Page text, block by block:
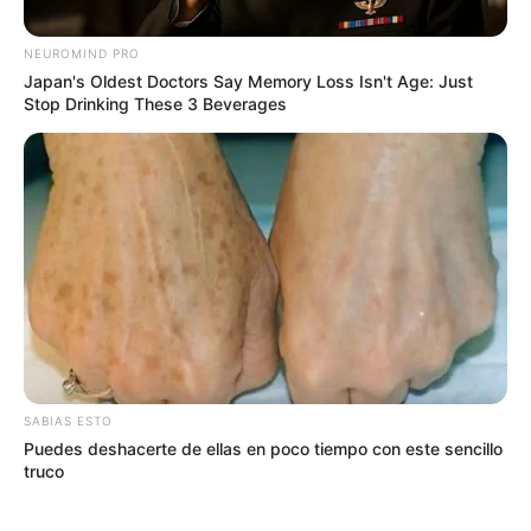
Colprensa
Aeropuerto El Dorado
Por:
Natalia Espitia Salazar
Abril 3, 2024
NEUROMIND PRO
Japan's Oldest Doctors Say Memory Loss Isn't Age: Just
Stop Drinking These 3 Beverages
SABIAS ESTO
Puedes deshacerte de ellas en poco tiempo con este sencillo
truco